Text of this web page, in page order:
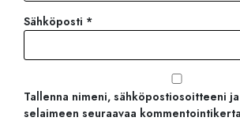
Sähköposti *
Tallenna nimeni, sähköpostiosoitteeni
selaimeen seuraavaa